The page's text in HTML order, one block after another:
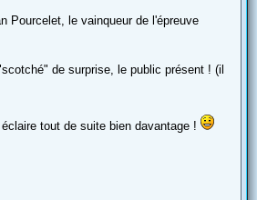
Pourcelet, le vainqueur de l'épreuve
de surprise, le public présent ! (il
tout de suite bien davantage !